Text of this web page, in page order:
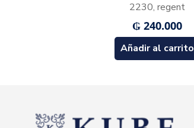
2230, regent
₲ 240.000
Añadir al carrito